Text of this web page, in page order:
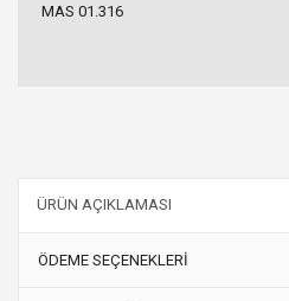
MAS 01.316
ÜRÜN AÇIKLAMASI
ÖDEME SEÇENEKLERİ